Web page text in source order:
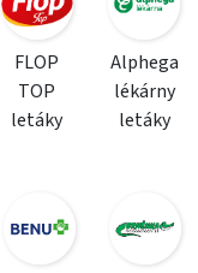
FLOP
TOP
letáky
Alphega
lékárny
letáky